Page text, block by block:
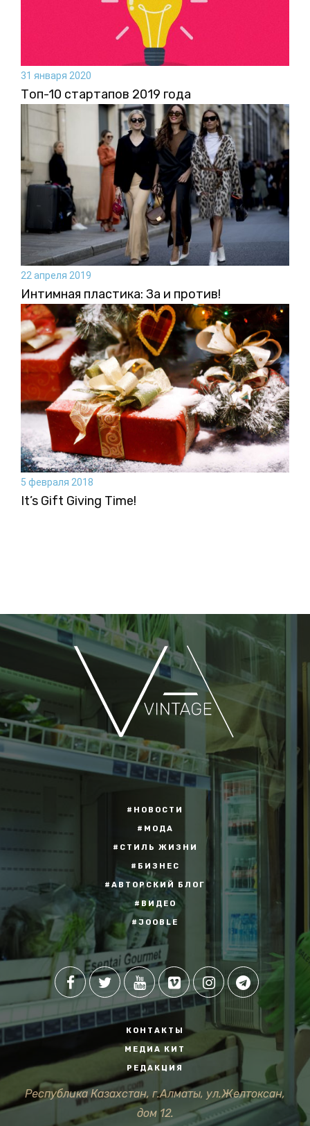
31 января 2020
Топ-10 стартапов 2019 года
22 апреля 2019
Интимная пластика: За и против!
5 февраля 2018
It’s Gift Giving Time!
#НОВОСТИ
#МОДА
#СТИЛЬ ЖИЗНИ
#БИЗНЕС
#АВТОРСКИЙ БЛОГ
#ВИДЕО
#JOOBLE
КОНТАКТЫ
МЕДИА КИТ
РЕДАКЦИЯ
Республика Казахстан, г.Алматы, ул.Желтоксан,
дом 12.